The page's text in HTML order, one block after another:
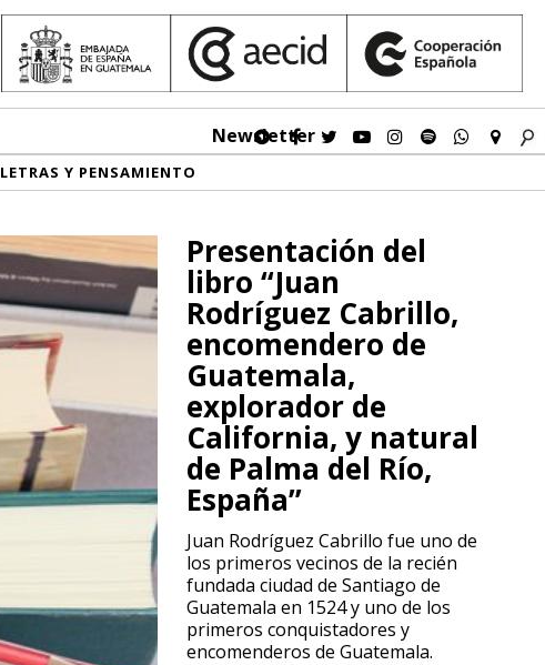
Newsletter
LETRAS Y PENSAMIENTO
Presentación del
libro “Juan
Rodríguez Cabrillo,
encomendero de
Guatemala,
explorador de
California, y natural
de Palma del Río,
España”
Juan Rodríguez Cabrillo fue uno de
los primeros vecinos de la recién
fundada ciudad de Santiago de
Guatemala en 1524 y uno de los
primeros conquistadores y
encomenderos de Guatemala.